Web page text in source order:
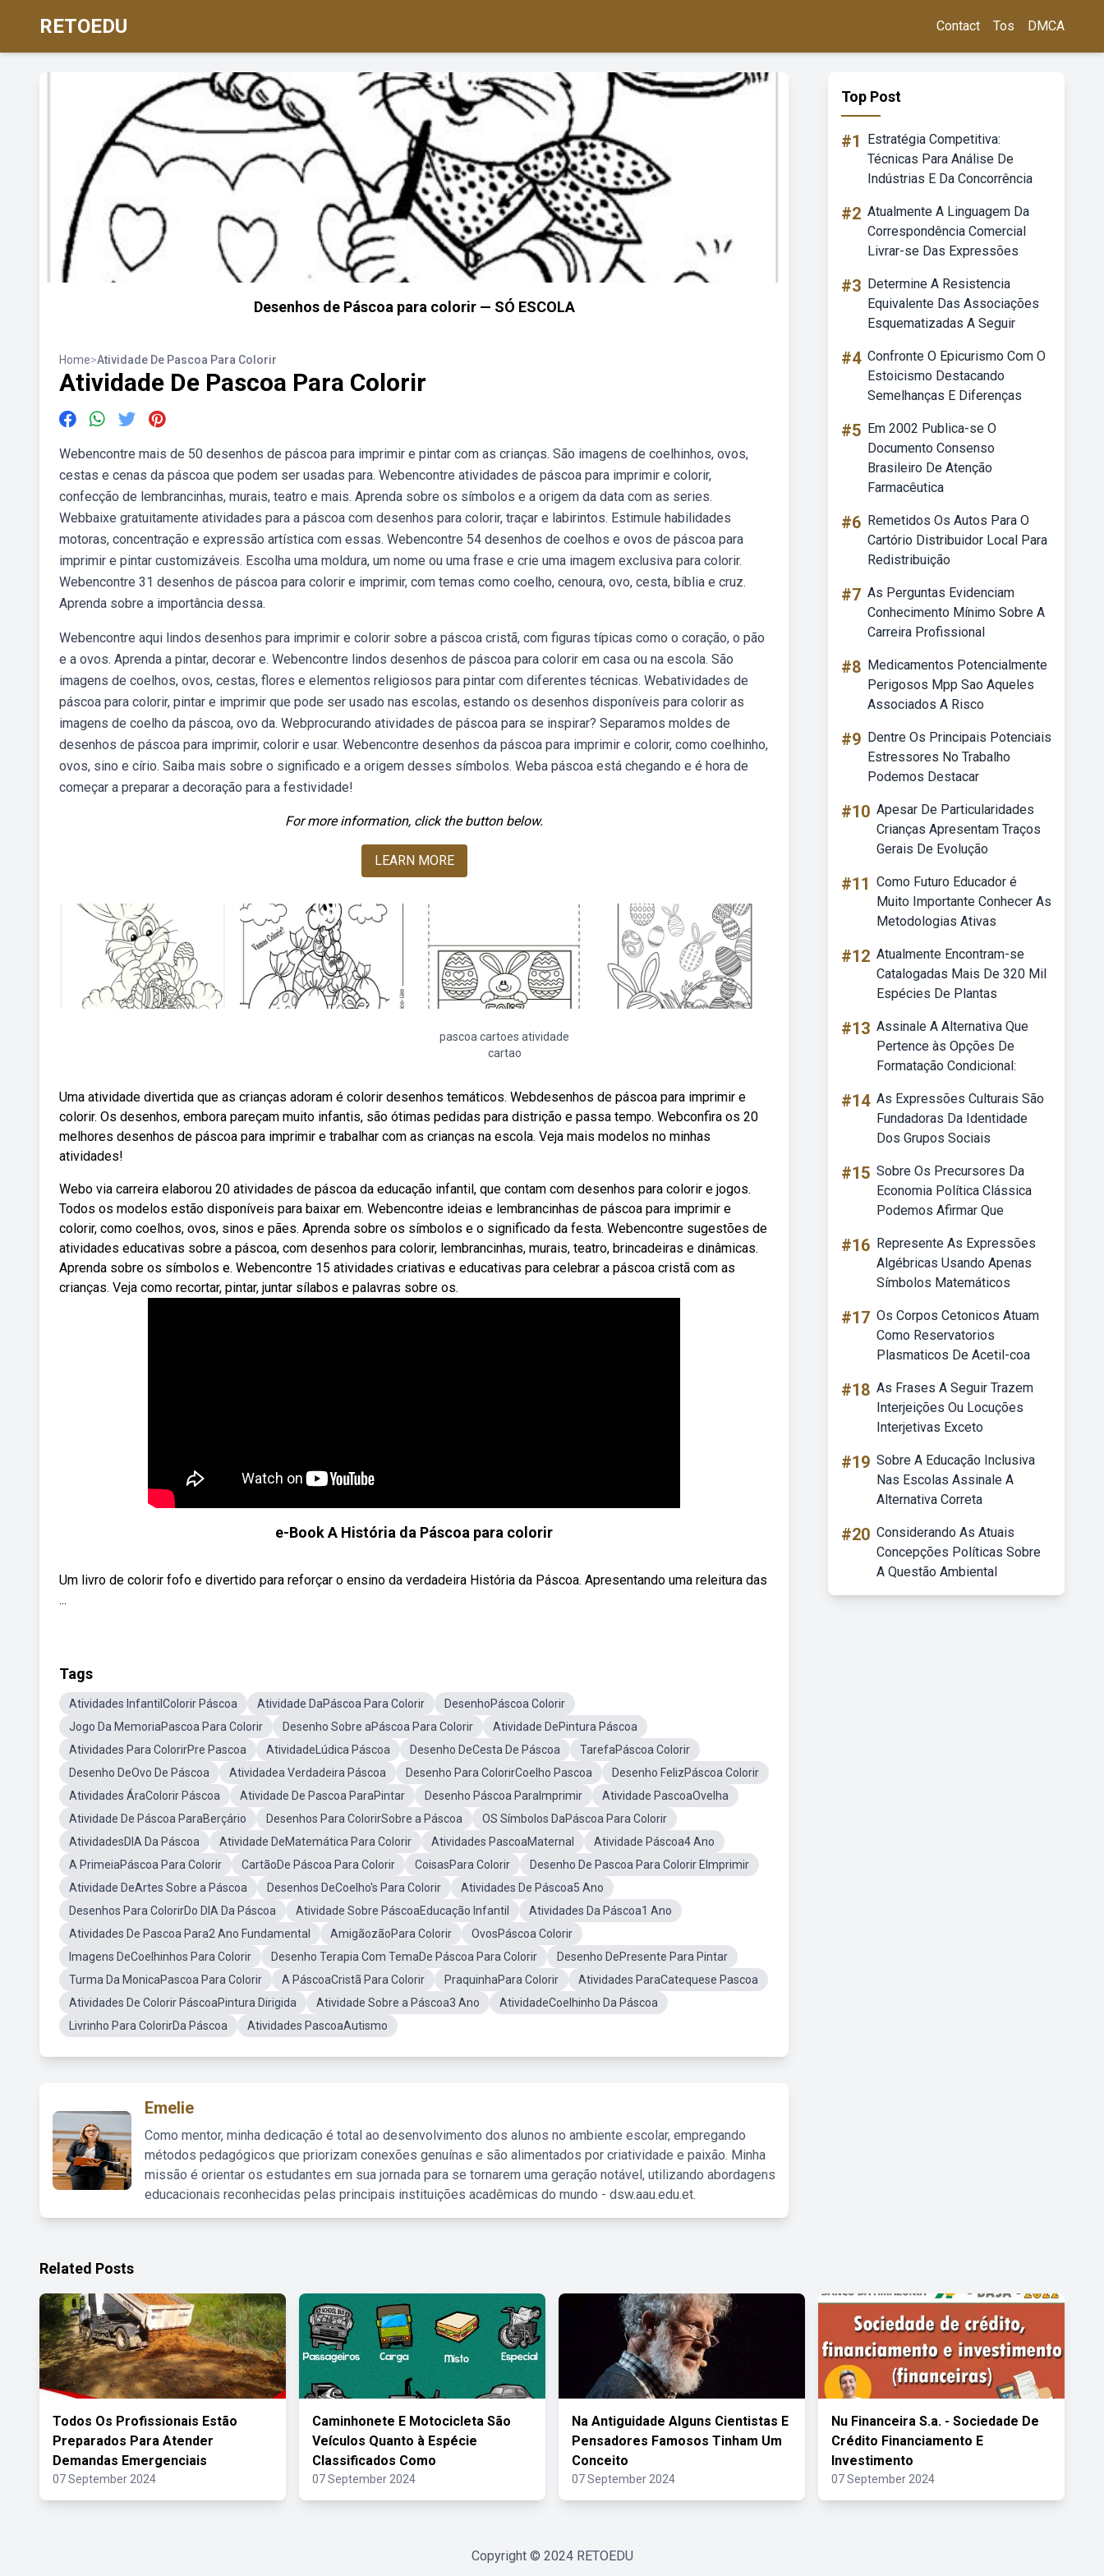
RETOEDU Contact Tos DMCA
Desenhos de Páscoa para colorir — SÓ ESCOLA
Home>Atividade De Pascoa Para Colorir
Atividade De Pascoa Para Colorir
Webencontre mais de 50 desenhos de páscoa para imprimir e pintar com as crianças. São imagens de coelhinhos, ovos,
cestas e cenas da páscoa que podem ser usadas para. Webencontre atividades de páscoa para imprimir e colorir,
confecção de lembrancinhas, murais, teatro e mais. Aprenda sobre os símbolos e a origem da data com as series.
Webbaixe gratuitamente atividades para a páscoa com desenhos para colorir, traçar e labirintos. Estimule habilidades
motoras, concentração e expressão artística com essas. Webencontre 54 desenhos de coelhos e ovos de páscoa para
imprimir e pintar customizáveis. Escolha uma moldura, um nome ou uma frase e crie uma imagem exclusiva para colorir.
Webencontre 31 desenhos de páscoa para colorir e imprimir, com temas como coelho, cenoura, ovo, cesta, bíblia e cruz.
Aprenda sobre a importância dessa.
Webencontre aqui lindos desenhos para imprimir e colorir sobre a páscoa cristã, com figuras típicas como o coração, o pão
e a ovos. Aprenda a pintar, decorar e. Webencontre lindos desenhos de páscoa para colorir em casa ou na escola. São
imagens de coelhos, ovos, cestas, flores e elementos religiosos para pintar com diferentes técnicas. Webatividades de
páscoa para colorir, pintar e imprimir que pode ser usado nas escolas, estando os desenhos disponíveis para colorir as
imagens de coelho da páscoa, ovo da. Webprocurando atividades de páscoa para se inspirar? Separamos moldes de
desenhos de páscoa para imprimir, colorir e usar. Webencontre desenhos da páscoa para imprimir e colorir, como coelhinho,
ovos, sino e círio. Saiba mais sobre o significado e a origem desses símbolos. Weba páscoa está chegando e é hora de
começar a preparar a decoração para a festividade!
For more information, click the button below.
LEARN MORE
pascoa cartoes atividade
cartao
Uma atividade divertida que as crianças adoram é colorir desenhos temáticos. Webdesenhos de páscoa para imprimir e
colorir. Os desenhos, embora pareçam muito infantis, são ótimas pedidas para distrição e passa tempo. Webconfira os 20
melhores desenhos de páscoa para imprimir e trabalhar com as crianças na escola. Veja mais modelos no minhas
atividades!
Webo via carreira elaborou 20 atividades de páscoa da educação infantil, que contam com desenhos para colorir e jogos.
Todos os modelos estão disponíveis para baixar em. Webencontre ideias e lembrancinhas de páscoa para imprimir e
colorir, como coelhos, ovos, sinos e pães. Aprenda sobre os símbolos e o significado da festa. Webencontre sugestões de
atividades educativas sobre a páscoa, com desenhos para colorir, lembrancinhas, murais, teatro, brincadeiras e dinâmicas.
Aprenda sobre os símbolos e. Webencontre 15 atividades criativas e educativas para celebrar a páscoa cristã com as
crianças. Veja como recortar, pintar, juntar sílabos e palavras sobre os.
e-Book A História da Páscoa para colorir
Um livro de colorir fofo e divertido para reforçar o ensino da verdadeira História da Páscoa. Apresentando uma releitura das
...
Tags
Atividades InfantilColorir Páscoa Atividade DaPáscoa Para Colorir
DesenhoPáscoa Colorir
Jogo Da MemoriaPascoa Para Colorir
Desenho Sobre aPáscoa Para Colorir
Atividade DePintura Páscoa
Atividades Para ColorirPre Pascoa
AtividadeLúdica Páscoa Desenho DeCesta De Páscoa
TarefaPáscoa Colorir
Desenho DeOvo De Páscoa
Atividadea Verdadeira Páscoa Desenho Para ColorirCoelho Pascoa
Desenho FelizPáscoa Colorir
Atividades ÁraColorir Páscoa
Atividade De Pascoa ParaPintar Desenho Páscoa ParaImprimir
Atividade PascoaOvelha
Atividade De Páscoa ParaBerçário
Desenhos Para ColorirSobre a Páscoa
OS Símbolos DaPáscoa Para Colorir
AtividadesDIA Da Páscoa
Atividade DeMatemática Para Colorir Atividades PascoaMaternal
Atividade Páscoa4 Ano
A PrimeiaPáscoa Para Colorir
CartãoDe Páscoa Para Colorir CoisasPara Colorir
Desenho De Pascoa Para Colorir EImprimir
Atividade DeArtes Sobre a Páscoa
Desenhos DeCoelho's Para Colorir
Atividades De Páscoa5 Ano
Desenhos Para ColorirDo DIA Da Páscoa
Atividade Sobre PáscoaEducação Infantil
Atividades Da Páscoa1 Ano
Atividades De Pascoa Para2 Ano Fundamental
AmigãozãoPara Colorir
OvosPáscoa Colorir
Imagens DeCoelhinhos Para Colorir
Desenho Terapia Com TemaDe Páscoa Para Colorir
Desenho DePresente Para Pintar
Turma Da MonicaPascoa Para Colorir
A PáscoaCristã Para Colorir PraquinhaPara Colorir
Atividades ParaCatequese Pascoa
Atividades De Colorir PáscoaPintura Dirigida
Atividade Sobre a Páscoa3 Ano
AtividadeCoelhinho Da Páscoa
Livrinho Para ColorirDa Páscoa
Atividades PascoaAutismo
Emelie
Como mentor, minha dedicação é total ao desenvolvimento dos alunos no ambiente escolar, empregando
métodos pedagógicos que priorizam conexões genuínas e são alimentados por criatividade e paixão. Minha
missão é orientar os estudantes em sua jornada para se tornarem uma geração notável, utilizando abordagens
educacionais reconhecidas pelas principais instituições acadêmicas do mundo - dsw.aau.edu.et.
Top Post
#1
Estratégia Competitiva:
Técnicas Para Análise De
Indústrias E Da Concorrência
#2 Atualmente A Linguagem Da
Correspondência Comercial
Livrar-se Das Expressões
#3 Determine A Resistencia
Equivalente Das Associações
Esquematizadas A Seguir
#4 Confronte O Epicurismo Com O
Estoicismo Destacando
Semelhanças E Diferenças
#5 Em 2002 Publica-se O
Documento Consenso
Brasileiro De Atenção
Farmacêutica
#6 Remetidos Os Autos Para O
Cartório Distribuidor Local Para
Redistribuição
#7 As Perguntas Evidenciam
Conhecimento Mínimo Sobre A
Carreira Profissional
#8 Medicamentos Potencialmente
Perigosos Mpp Sao Aqueles
Associados A Risco
#9 Dentre Os Principais Potenciais
Estressores No Trabalho
Podemos Destacar
#10 Apesar De Particularidades
Crianças Apresentam Traços
Gerais De Evolução
#11 Como Futuro Educador é
Muito Importante Conhecer As
Metodologias Ativas
#12 Atualmente Encontram-se
Catalogadas Mais De 320 Mil
Espécies De Plantas
#13 Assinale A Alternativa Que
Pertence às Opções De
Formatação Condicional:
#14 As Expressões Culturais São
Fundadoras Da Identidade
Dos Grupos Sociais
#15 Sobre Os Precursores Da
Economia Política Clássica
Podemos Afirmar Que
#16 Represente As Expressões
Algébricas Usando Apenas
Símbolos Matemáticos
#17 Os Corpos Cetonicos Atuam
Como Reservatorios
Plasmaticos De Acetil-coa
#18 As Frases A Seguir Trazem
Interjeições Ou Locuções
Interjetivas Exceto
#19 Sobre A Educação Inclusiva
Nas Escolas Assinale A
Alternativa Correta
#20 Considerando As Atuais
Concepções Políticas Sobre
A Questão Ambiental
Related Posts
Todos Os Profissionais Estão
Preparados Para Atender
Demandas Emergenciais
07 September 2024
Caminhonete E Motocicleta São
Veículos Quanto à Espécie
Classificados Como
07 September 2024
Na Antiguidade Alguns Cientistas E
Pensadores Famosos Tinham Um
Conceito
07 September 2024
Nu Financeira S.a. - Sociedade De
Crédito Financiamento E
Investimento
07 September 2024
Copyright © 2024 RETOEDU